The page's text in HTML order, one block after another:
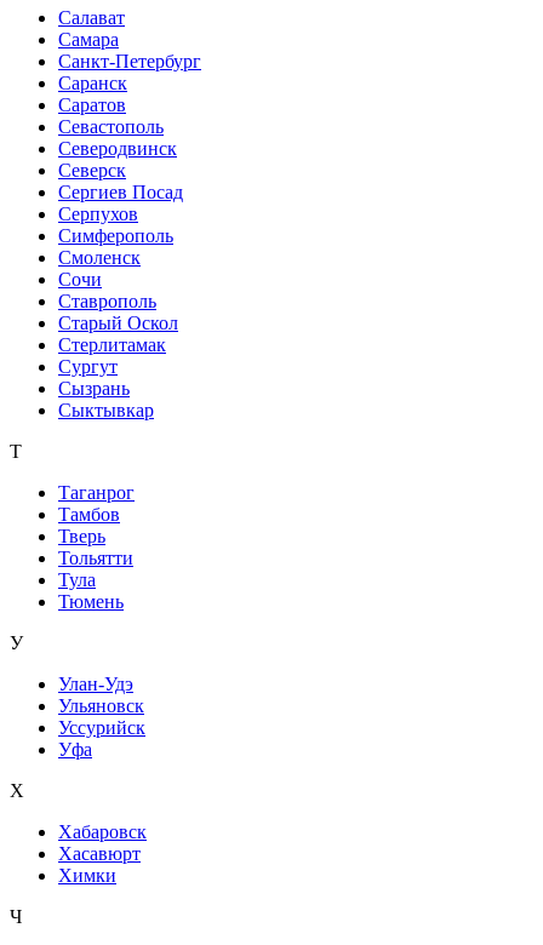
Салават
Самара
Санкт-Петербург
Саранск
Саратов
Севастополь
Северодвинск
Северск
Сергиев Посад
Серпухов
Симферополь
Смоленск
Сочи
Ставрополь
Старый Оскол
Стерлитамак
Сургут
Сызрань
Сыктывкар
Т
Таганрог
Тамбов
Тверь
Тольятти
Тула
Тюмень
У
Улан-Удэ
Ульяновск
Уссурийск
Уфа
Х
Хабаровск
Хасавюрт
Химки
Ч